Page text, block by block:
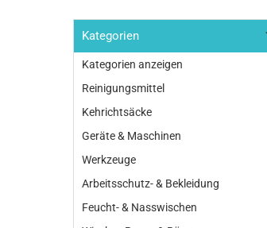
Kategorien
Kategorien anzeigen
Reinigungsmittel
Kehrichtsäcke
Geräte & Maschinen
Werkzeuge
Arbeitsschutz- & Bekleidung
Feucht- & Nasswischen